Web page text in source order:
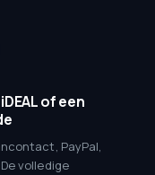
of een
PayPal,
volledige